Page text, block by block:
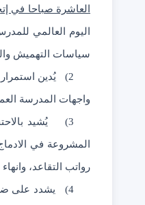
العاشرة صباحا في
سياسات التهميش
2)
يُدين
واجهات المدرسة
3)
يُشيد
المشروعة في
رواتب التقاعد،
4)
يشدد على